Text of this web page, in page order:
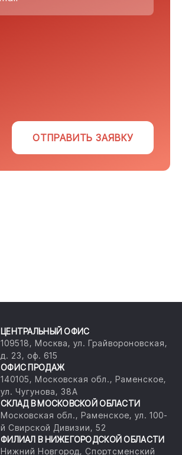
ОТПРАВИТЬ ЗАЯВКУ
ЦЕНТРАЛЬНЫЙ ОФИС
109518, Москва, ул. Грайвороновская,
д. 23, оф. 615
ОФИС ПРОДАЖ
140105, Московская обл., Раменское,
ул. Чугунова, 38А
СКЛАД В МОСКОВСКОЙ ОБЛАСТИ
Московская обл., Раменское, ул. 100-
й Свирской Дивизии, 52
ФИЛИАЛ В НИЖЕГОРОДСКОЙ ОБЛАСТИ
Нижний Новгород, Спортсменский